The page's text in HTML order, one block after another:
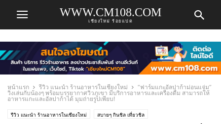
WWW.CM108.COM
เชียงใหม่ ร้อยแปด
หน้าแรก รีวิว แนะนำ ร้านอาหารในเชียงใหม่
“ฟาร์มแกะอัลปาก้าม่อนแจ่ม”
วิ่งเล่นกับน้องๆ พร้อมบรรยากาศวิวภูเขา มีบริการอาหารและเครื่องดื่ม สามารถให้
อาหารแกะและอัลปาก้าได้ มุมถ่ายรูปเพียบ!
รีวิว แนะนำ ร้านอาหารในเชียงใหม่ สบายๆ กินชิล เที่ยวชิล